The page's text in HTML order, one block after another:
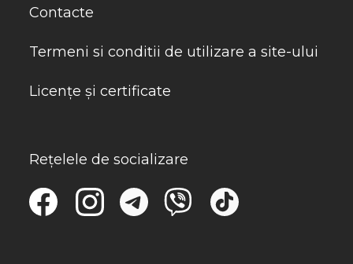
Contacte
Termeni si conditii de utilizare a site-ului
Licențe și certificate
Rețelele de socializare